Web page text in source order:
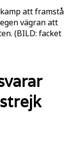
att framstå
vägran att
(BILD: facket